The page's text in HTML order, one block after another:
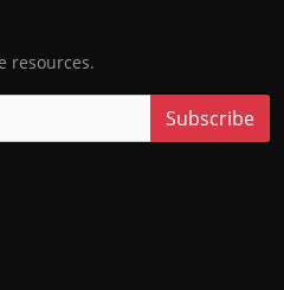
resources.
Subscribe